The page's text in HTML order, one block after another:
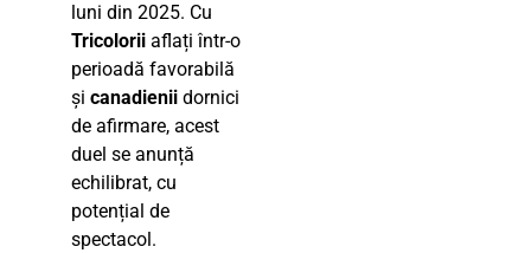
luni din 2025. Cu
Tricolorii aflați într-o
perioadă favorabilă
și canadienii dornici
de afirmare, acest
duel se anunță
echilibrat, cu
potențial de
spectacol.